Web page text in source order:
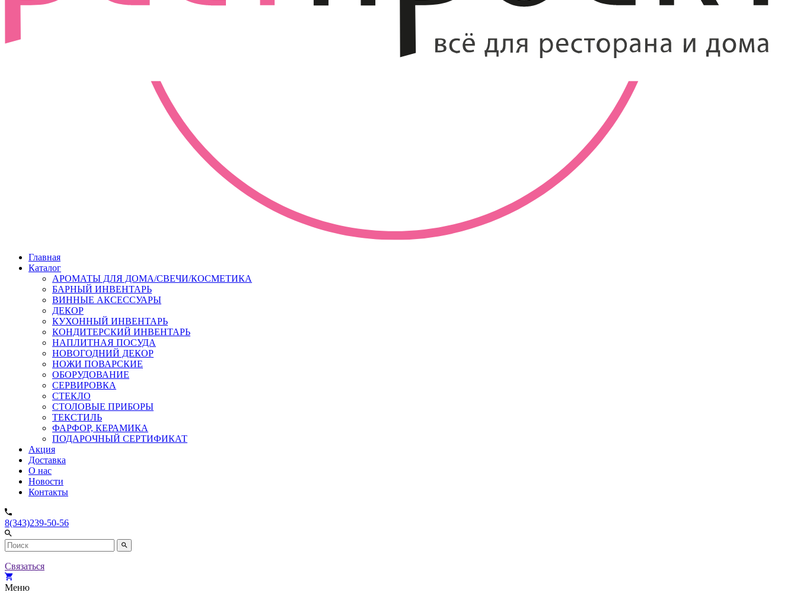
Главная
Каталог
АРОМАТЫ ДЛЯ ДОМА/СВЕЧИ/КОСМЕТИКА
БАРНЫЙ ИНВЕНТАРЬ
ВИННЫЕ АКСЕССУАРЫ
ДЕКОР
КУХОННЫЙ ИНВЕНТАРЬ
КОНДИТЕРСКИЙ ИНВЕНТАРЬ
НАПЛИТНАЯ ПОСУДА
НОВОГОДНИЙ ДЕКОР
НОЖИ ПОВАРСКИЕ
ОБОРУДОВАНИЕ
СЕРВИРОВКА
СТЕКЛО
СТОЛОВЫЕ ПРИБОРЫ
ТЕКСТИЛЬ
ФАРФОР, КЕРАМИКА
ПОДАРОЧНЫЙ СЕРТИФИКАТ
Акция
Доставка
О нас
Новости
Контакты
8(343)239-50-56
Связаться
Меню